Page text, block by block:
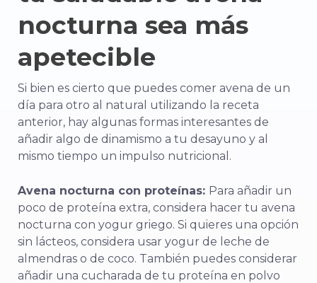
nocturna sea más
apetecible
Si bien es cierto que puedes comer avena de un
día para otro al natural utilizando la receta
anterior, hay algunas formas interesantes de
añadir algo de dinamismo a tu desayuno y al
mismo tiempo un impulso nutricional.
Avena nocturna con proteínas: Para añadir un
poco de proteína extra, considera hacer tu avena
nocturna con yogur griego. Si quieres una opción
sin lácteos, considera usar yogur de leche de
almendras o de coco. También puedes considerar
añadir una cucharada de tu proteína en polvo